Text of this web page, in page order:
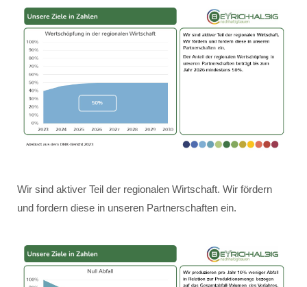
Wir sind aktiver Teil der regionalen Wirtschaft. Wir fördern
und fordern diese in unseren Partnerschaften ein.